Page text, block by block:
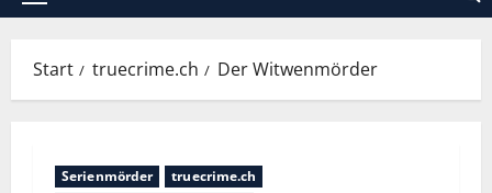
Start truecrime.ch Der Witwenmörder
Serienmörder
truecrime.ch